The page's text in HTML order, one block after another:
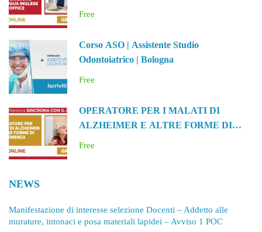
Free
Corso ASO | Assistente Studio
Odontoiatrico | Bologna
Free
OPERATORE PER I MALATI DI
ALZHEIMER E ALTRE FORME DI
Free
NEWS
Manifestazione di interesse selezione Docenti – Addetto alle
murature, intonaci e posa materiali lapidei – Avviso 1 POC